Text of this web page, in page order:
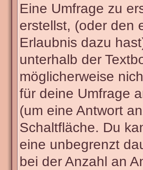
Eine Umfrage zu
erstellst, (oder den
Erlaubnis dazu
unterhalb der
möglicherweise
für deine Umfrage
(um eine Antwort
Schaltfläche. Du
eine unbegrenzt
bei der Anzahl an